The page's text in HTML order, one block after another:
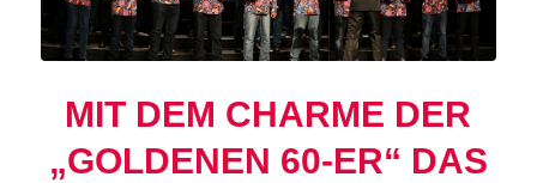
MIT DEM CHARME DER
„GOLDENEN 60-ER“ DAS